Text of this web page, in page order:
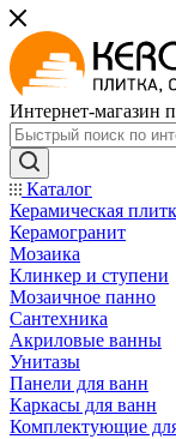
Интернет-магазин
Каталог
Керамическая
Керамогранит
Мозаика
Клинкер и ступени
Мозаичное панно
Сантехника
Акриловые ванны
Унитазы
Панели для ванн
Каркасы для ванн
Комплектующие